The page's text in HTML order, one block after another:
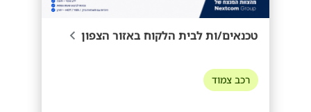
טכנאים/ות לבית הלקוח באזור הצפון
רכב צמוד